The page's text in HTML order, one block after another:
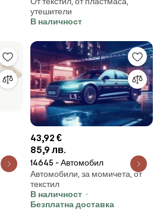
с батерии atmosphera Bear,
16x27 cm, Светлина и звук
утешители
В наличност
43,92 €
85,9 лв.
14645 - Автомобил
Автомобили, за момичета, от
текстил
В наличност
Безплатна доставка